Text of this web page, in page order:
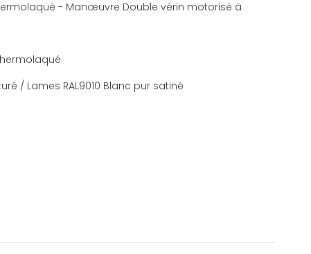
- Manœuvre Double vérin motorisé à
/ Lames RAL9010 Blanc pur satiné